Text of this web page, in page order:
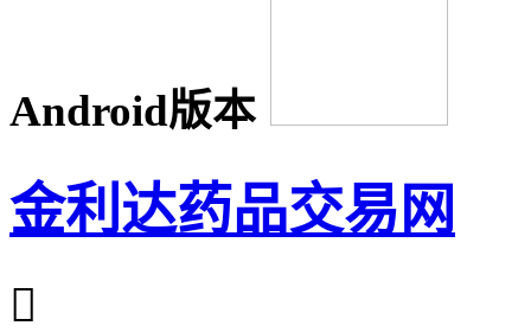
Android版本
金利达药品交易网
